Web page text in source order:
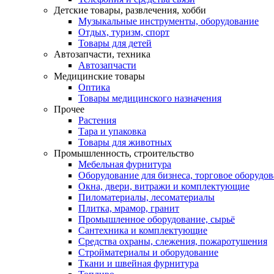
Детские товары, развлечения, хобби
Музыкальные инструменты, оборудование
Отдых, туризм, спорт
Товары для детей
Автозапчасти, техника
Автозапчасти
Медицинские товары
Оптика
Товары медицинского назначения
Прочее
Растения
Тара и упаковка
Товары для животных
Промышленность, строительство
Мебельная фурнитура
Оборудование для бизнеса, торговое
Окна, двери, витражи и комплектующие
Пиломатериалы, лесоматериалы
Плитка, мрамор, гранит
Промышленное оборудование, сырьё
Сантехника и комплектующие
Средства охраны, слежения, пожаротушения
Стройматериалы и оборудование
Ткани и швейная фурнитура